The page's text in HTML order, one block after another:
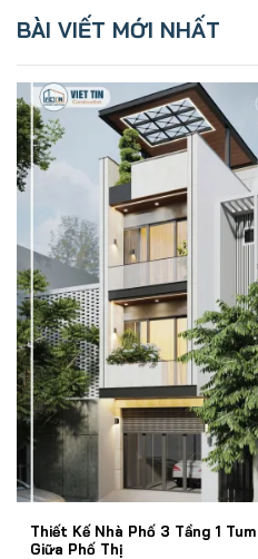
BÀI VIẾT MỚI NHẤT
Thiết Kế Nhà Phố 3 Tầng 1
Giữa Phố Thị